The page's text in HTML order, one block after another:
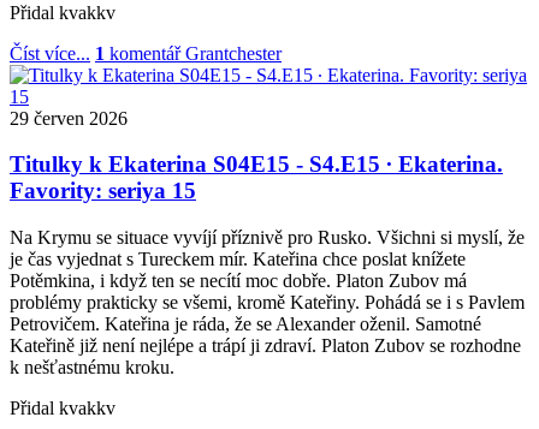
Přidal kvakkv
Číst více... 1 komentář Grantchester
29 červen 2026
Titulky k Ekaterina S04E15 - S4.E15 ∙ Ekaterina.
Favority: seriya 15
Na Krymu se situace vyvíjí příznivě pro Rusko. Všichni si myslí, že
je čas vyjednat s Tureckem mír. Kateřina chce poslat knížete
Potěmkina, i když ten se necítí moc dobře. Platon Zubov má
problémy prakticky se všemi, kromě Kateřiny. Pohádá se i s Pavlem
Petrovičem. Kateřina je ráda, že se Alexander oženil. Samotné
Kateřině již není nejlépe a trápí ji zdraví. Platon Zubov se rozhodne
k nešťastnému kro­ku.
Přidal kvakkv